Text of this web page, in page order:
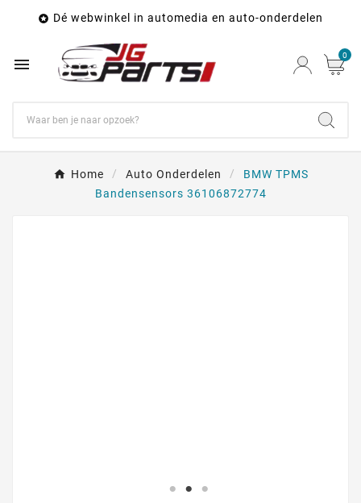
 Dé webwinkel in automedia en auto-onderdelen
 0
Home Auto Onderdelen
BMW TPMS
Bandensensors 36106872774